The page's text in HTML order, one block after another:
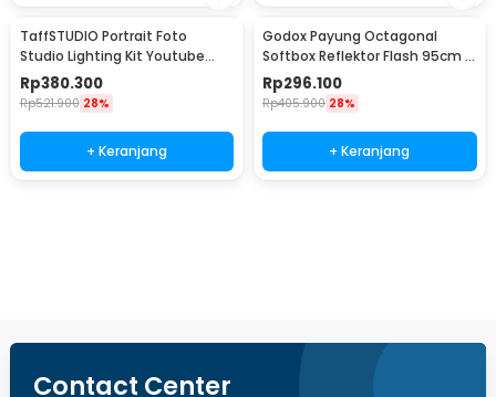
TaffSTUDIO Portrait Foto
Studio Lighting Kit Youtube
Vlog - LD-TZ07A
Rp380.300
Rp521.900 28%
+ Keranjang
Godox Payung Octagonal
Softbox Reflektor Flash 95cm -
SB-UBW
Rp296.100
Rp405.900 28%
+ Keranjang
Contact Center